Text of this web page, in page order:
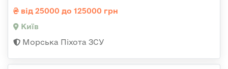
від 25000 до 125000 грн
Київ
Морська Піхота ЗСУ